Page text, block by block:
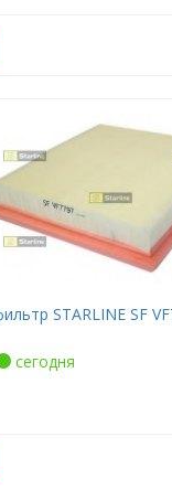
STARLINE SF
сегодня